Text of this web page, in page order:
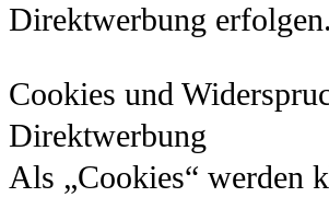
Direktwerbung erfolgen.
Cookies und
Direktwerbung
Als „Cookies“ werden